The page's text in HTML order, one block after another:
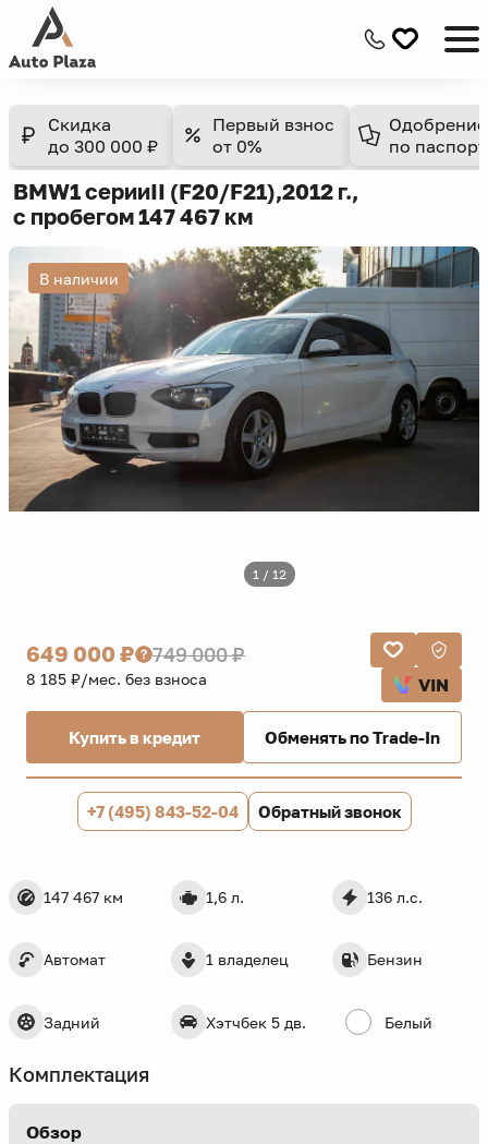
Скидка
до 300 000 ₽
Первый взнос
от 0%
Одобрение
по
BMW1 серииII (F20/F21),2012 г.,
с пробегом 147 467 км
В наличии
1 / 12
147 467 км 1,6 л. 136 л.с.
Автомат 1 владелец Бензин
Задний Хэтчбек 5 дв. Белый
649 000 ₽ 749 000 ₽
8 185 ₽/мес. без взноса VIN
Купить в кредит Обменять по Trade-In
+7 (495) 843-52-04 Обратный звонок
Комплектация
Обзор